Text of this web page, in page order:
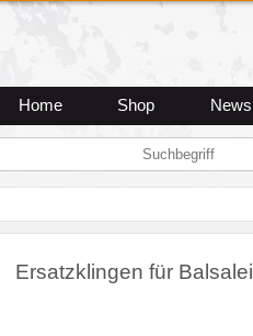
Home Shop News
Ersatzklingen für